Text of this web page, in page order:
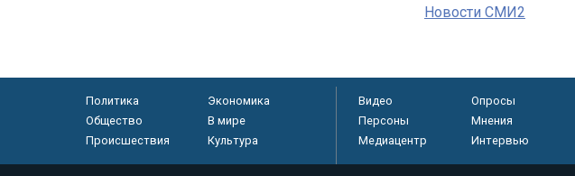
Новости СМИ2
Политика
Экономика
Общество
В мире
Происшествия
Культура
Видео Опросы
Персоны
Мнения
Медиацентр
Интервью